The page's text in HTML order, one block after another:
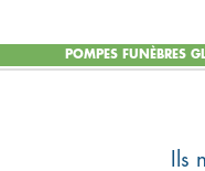
POMPES FUNÈBRES
Ils